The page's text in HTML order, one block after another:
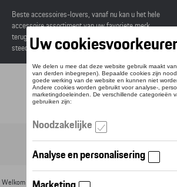
Beste accessoires-lovers, vanaf nu kan u het hele
accessoire assortiment van uw favoriete merk
terugvinden in de online catalogus. Deze kunnen
steeds besteld worden via uw dealer.
Toggle
Welkom >Voor u >Divers > Detail